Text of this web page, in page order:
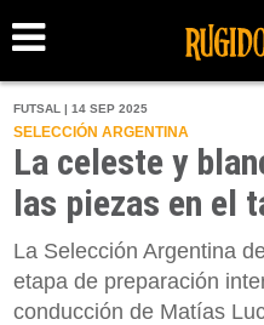
FUTSAL | 14 SEP 2025
SELECCIÓN ARGENTINA
La celeste y
las piezas en el
La Selección Argentina
etapa de preparación
conducción de Matías